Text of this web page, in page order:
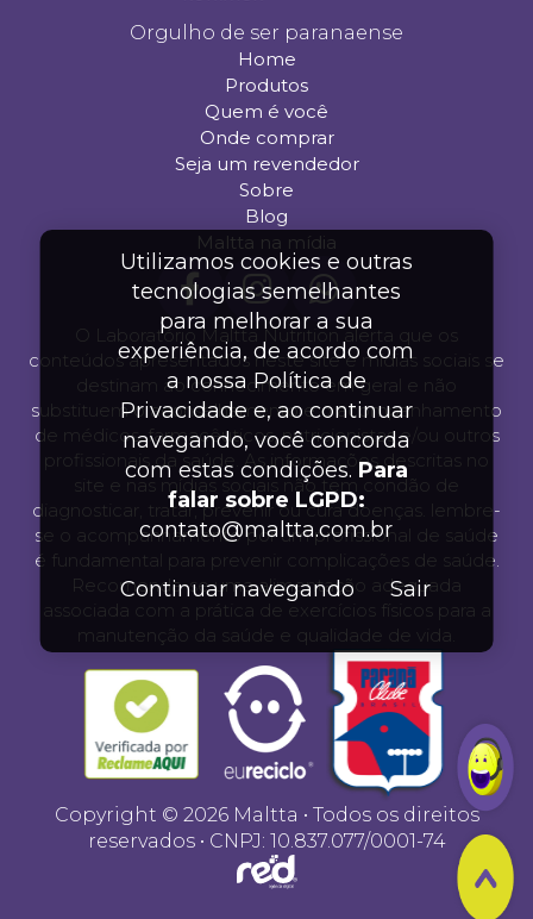
Orgulho de ser paranaense
Home
Produtos
Quem é você
Onde comprar
Seja um revendedor
Sobre
Blog
Maltta na mídia
O Laboratório Maltta Nutrition alerta que os
conteúdos apresentados neste site e mídias sociais se
destinam ao conhecimento em geral e não
substituem o aconselhamento e o acompanhamento
de médicos, farmacêuticos, nutricionistas e/ou outros
profissionais da saúde. As informações descritas no
site e nas mídias sociais não tem condão de
diagnosticar, tratar, prevenir ou cura doenças. lembre-
se o acompanhamento por um profissional de saúde
é fundamental para prevenir complicações de saúde.
Recomenda-se uma alimentação adequada
associada com a prática de exercícios físicos para a
manutenção da saúde e qualidade de vida.
Copyright © 2026 Maltta • Todos os direitos
reservados • CNPJ: 10.837.077/0001-74
Utilizamos cookies e outras
tecnologias semelhantes
para melhorar a sua
experiência, de acordo com
a nossa Política de
Privacidade e, ao continuar
navegando, você concorda
com estas condições. Para
falar sobre LGPD:
contato@maltta.com.br
Continuar navegando Sair